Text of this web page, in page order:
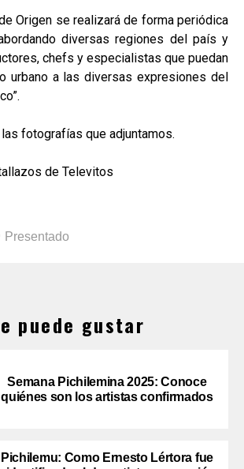
Origen se realizará de forma periódica
diversas regiones del país y
chefs y especialistas que puedan
urbano a las diversas expresiones del
fotografías que adjuntamos.
de Televitos
Presentado
puede gustar
Semana Pichilemina 2025: Conoce
quiénes son los artistas confirmados
Pichilemu: Como Ernesto Lértora fue